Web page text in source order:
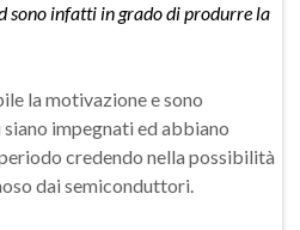
sono infatti in grado di produrre la
la motivazione e sono
impegnati ed abbiano
credendo nella possibilità
dai semiconduttori.